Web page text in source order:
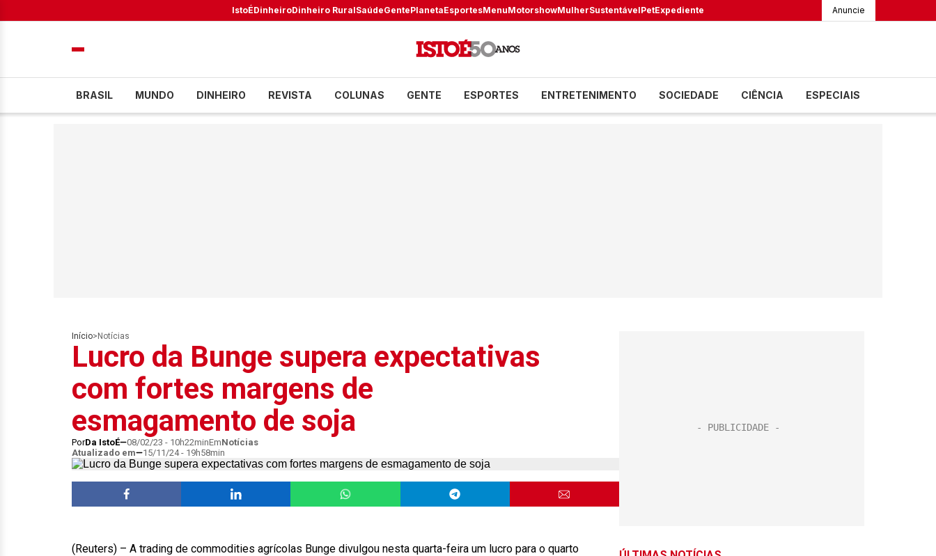
IstoÉDinheiroDinheiro RuralSaúdeGentePlanetaEsportesMenuMotorshowMulherSustentávelPetExpediente Anuncie
BRASIL MUNDO DINHEIRO REVISTA COLUNAS GENTE ESPORTES ENTRETENIMENTO SOCIEDADE CIÊNCIA ESPECIAIS
Início> Notícias
Lucro da Bunge supera expectativas
com fortes margens de
esmagamento de soja
PorDa IstoÉ 08/02/23 - 10h22minEmNotícias
Atualizado em
15/11/24 - 19h58min
(Reuters) – A trading de commodities agrícolas Bunge divulgou nesta quarta-feira um lucro para o quarto